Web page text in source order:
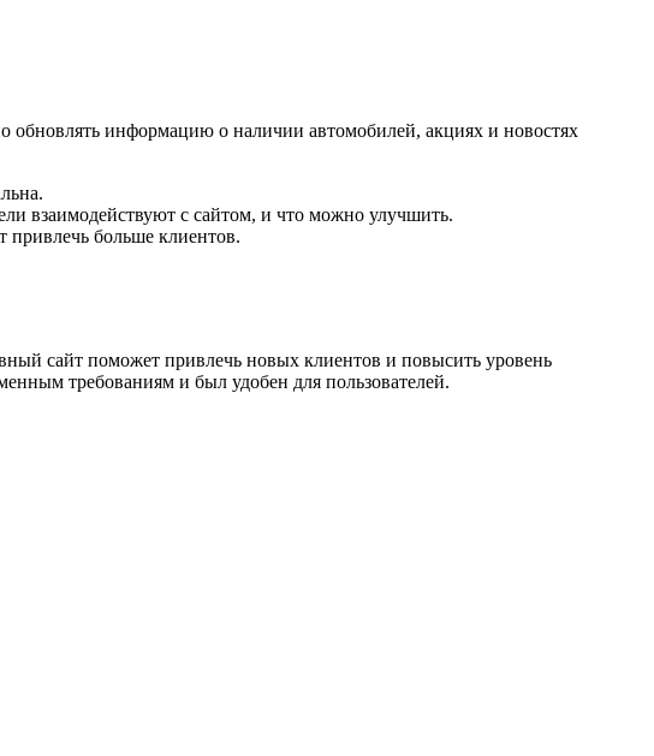
обновлять информацию о наличии автомобилей, акциях и новостях
взаимодействуют с сайтом, и что можно улучшить.
больше клиентов.
сайт поможет привлечь новых клиентов и повысить уровень
требованиям и был удобен для пользователей.